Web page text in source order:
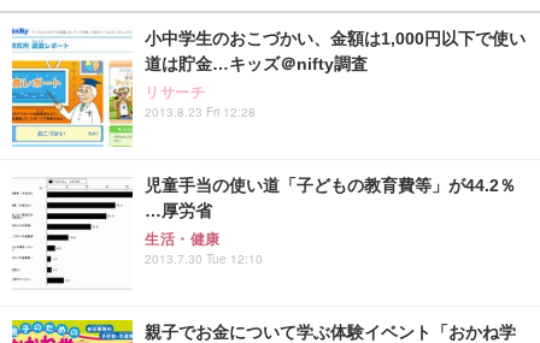
小中学生のおこづかい、金額は1,000円以下で使い
道は貯金…キッズ＠nifty調査
リサーチ
2013.8.23 Fri 12:28
児童手当の使い道「子どもの教育費等」が44.2％
…厚労省
生活・健康
2013.7.30 Tue 12:10
親子でお金について学ぶ体験イベント「おかね学